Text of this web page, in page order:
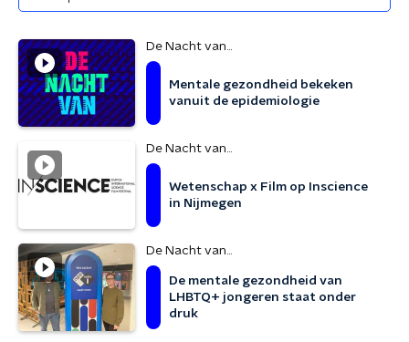
De Nacht van...
Mentale gezondheid bekeken
vanuit de epidemiologie
De Nacht van...
Wetenschap x Film op Inscience
in Nijmegen
De Nacht van...
De mentale gezondheid van
LHBTQ+ jongeren staat onder
druk